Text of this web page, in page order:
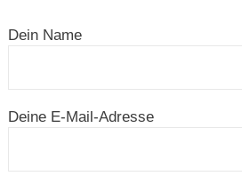
Dein Name
Deine E-Mail-Adresse